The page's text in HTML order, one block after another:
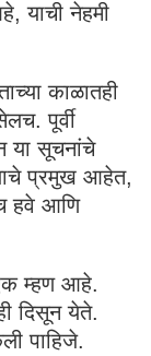
याची नेहमी
काळातही
पूर्वी
या सूचनांचे
प्रमुख आहेत,
हवे आणि
म्हण आहे.
दिसून येते.
पाहिजे.